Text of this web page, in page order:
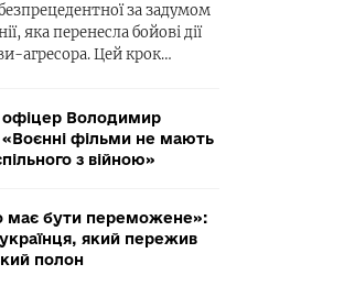
за задумом
яка перенесла бойові дії
агресора. Цей крок…
офіцер Володимир
фільми не мають
з війною»
має бути переможене»:
українця, який пережив
полон